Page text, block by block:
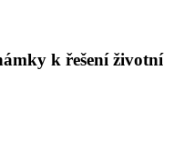
k řešení životní